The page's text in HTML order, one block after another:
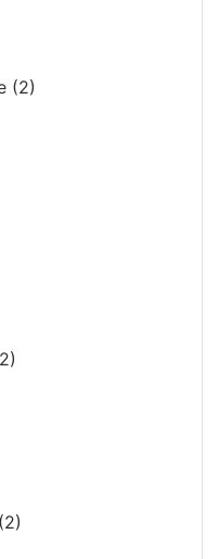
(2)
(2)